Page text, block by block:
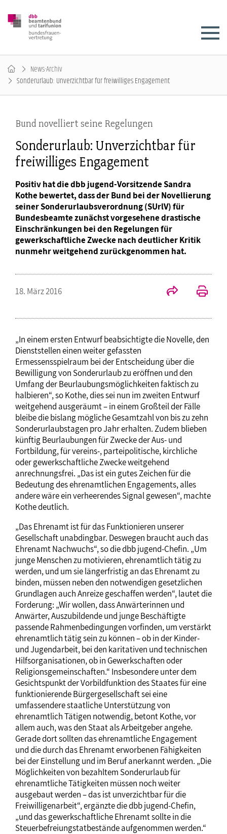
News-Archiv
Sonderurlaub: Unverzichtbar für freiwilliges Engagement
Bund novelliert seine Regelungen
Sonderurlaub: Unverzichtbar für
freiwilliges Engagement
Positiv hat die dbb jugend-Vorsitzende Sandra
Kothe bewertet, dass der Bund bei der Novellierung
seiner Sonderurlaubsverordnung (SUrlV) für
Bundesbeamte zunächst vorgesehene drastische
Einschränkungen bei den Regelungen für
gewerkschaftliche Zwecke nach deutlicher Kritik
nunmehr weitgehend zurückgenommen hat.
18. März 2016
„In einem ersten Entwurf beabsichtigte die Novelle, den
Dienststellen einen weiter gefassten
Ermessensspielraum bei der Entscheidung über die
Bewilligung von Sonderurlaub zu eröffnen und den
Umfang der Beurlaubungsmöglichkeiten faktisch zu
halbieren“, so Kothe, dies sei nun im zweiten Entwurf
weitgehend ausgeräumt – in einem Großteil der Fälle
bleibe die bislang mögliche Gesamtzahl von bis zu zehn
Sonderurlaubstagen pro Jahr erhalten. Zudem blieben
künftig Beurlaubungen für Zwecke der Aus- und
Fortbildung, für vereins-, parteipolitische, kirchliche
oder gewerkschaftliche Zwecke weitgehend
anrechnungsfrei. „Das ist ein gutes Zeichen für die
Bedeutung des ehrenamtlichen Engagements, alles
andere wäre ein verheerendes Signal gewesen“, machte
Kothe deutlich.
„Das Ehrenamt ist für das Funktionieren unserer
Gesellschaft unabdingbar. Deswegen braucht auch das
Ehrenamt Nachwuchs“, so die dbb jugend-Chefin. „Um
junge Menschen zu motivieren, ehrenamtlich tätig zu
werden, und um sie längerfristig an das Ehrenamt zu
binden, müssen neben den notwendigen gesetzlichen
Grundlagen auch Anreize geschaffen werden“, lautet die
Forderung: „Wir wollen, dass Anwärterinnen und
Anwärter, Auszubildende und junge Beschäftigte
passende Rahmenbedingungen vorfinden, um verstärkt
ehrenamtlich tätig sein zu können – ob in der Kinder-
und Jugendarbeit, bei den karitativen und technischen
Hilfsorganisationen, ob in Gewerkschaften oder
Religionsgemeinschaften.“ Insbesondere unter dem
Gesichtspunkt der Vorbildfunktion des Staates für eine
funktionierende Bürgergesellschaft sei eine
umfassendere staatliche Unterstützung von
ehrenamtlich Tätigen notwendig, betont Kothe, vor
allem auch, was den Staat als Arbeitgeber angehe.
Gerade dort sollten das ehrenamtliche Engagement
und die durch das Ehrenamt erworbenen Fähigkeiten
bei der Einstellung und im Beruf anerkannt werden. „Die
Möglichkeiten von bezahltem Sonderurlaub für
ehrenamtliche Tätigkeiten müssen noch weiter
ausgebaut werden – das ist unverzichtbar für die
Freiwilligenarbeit“, ergänzte die dbb jugend-Chefin,
„und das gewerkschaftliche Ehrenamt sollte in die
Steuerbefreiungstatbestände aufgenommen werden.“